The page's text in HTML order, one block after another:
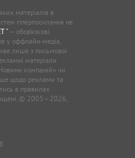
матеріалів в
гіперпосилання не
"— обов’язкові.
у оффлайн-медіа,
лише з письмової
матеріали
компаній» чи
щодо реклами та
в правилах
© 2005—2026,